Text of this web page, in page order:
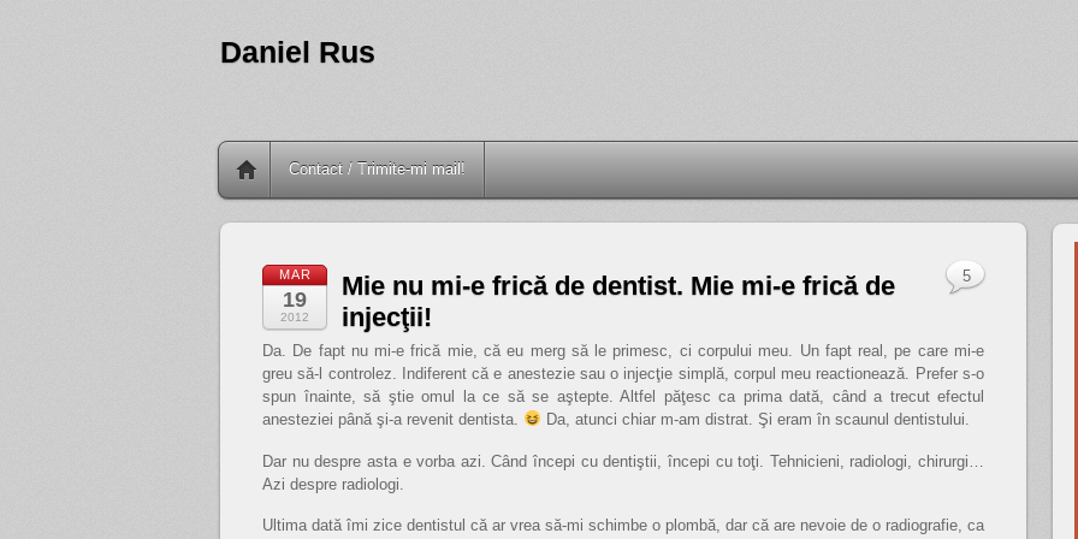
Daniel Rus
Contact / Trimite-mi mail!
MAR
19
2012
Mie nu mi-e frică de dentist. Mie mi-e frică de
injecţii!
Da. De fapt nu mi-e frică mie, că eu merg să le primesc, ci corpului meu. Un fapt real, pe care mi-e
greu să-l controlez. Indiferent că e anestezie sau o injecţie simplă, corpul meu reactionează. Prefer s-o
spun înainte, să ştie omul la ce să se aştepte. Altfel păţesc ca prima dată, când a trecut efectul
anesteziei până şi-a revenit dentista.
Da, atunci chiar m-am distrat. Şi eram în scaunul dentistului.
Dar nu despre asta e vorba azi. Când începi cu dentiştii, începi cu toţi. Tehnicieni, radiologi, chirurgi…
Azi despre radiologi.
Ultima dată îmi zice dentistul că ar vrea să-mi schimbe o plombă, dar că are nevoie de o radiografie, ca
5